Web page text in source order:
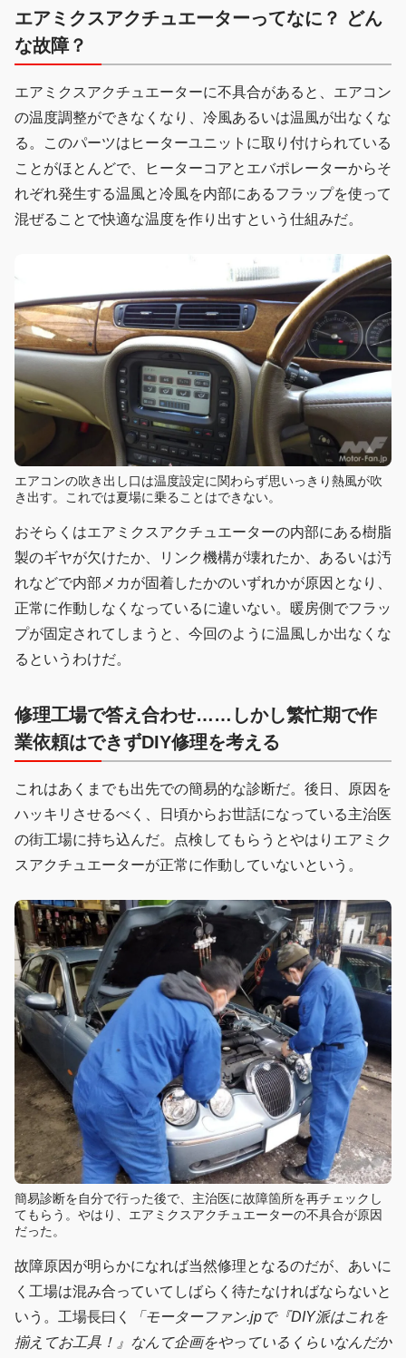
エアミクスアクチュエーターってなに？ どん
な故障？
エアミクスアクチュエーターに不具合があると、エアコン
の温度調整ができなくなり、冷風あるいは温風が出なくな
る。このパーツはヒーターユニットに取り付けられている
ことがほとんどで、ヒーターコアとエバポレーターからそ
れぞれ発生する温風と冷風を内部にあるフラップを使って
混ぜることで快適な温度を作り出すという仕組みだ。
エアコンの吹き出し口は温度設定に関わらず思いっきり熱風が吹
き出す。これでは夏場に乗ることはできない。
おそらくはエアミクスアクチュエーターの内部にある樹脂
製のギヤが欠けたか、リンク機構が壊れたか、あるいは汚
れなどで内部メカが固着したかのいずれかが原因となり、
正常に作動しなくなっているに違いない。暖房側でフラッ
プが固定されてしまうと、今回のように温風しか出なくな
るというわけだ。
修理工場で答え合わせ……しかし繁忙期で作
業依頼はできずDIY修理を考える
これはあくまでも出先での簡易的な診断だ。後日、原因を
ハッキリさせるべく、日頃からお世話になっている主治医
の街工場に持ち込んだ。点検してもらうとやはりエアミク
スアクチュエーターが正常に作動していないという。
簡易診断を自分で行った後で、主治医に故障箇所を再チェックし
てもらう。やはり、エアミクスアクチュエーターの不具合が原因
だった。
故障原因が明らかになれば当然修理となるのだが、あいに
く工場は混み合っていてしばらく待たなければならないと
いう。工場長曰く
「モーターファン.jpで『DIY派はこれを
揃えてお工具！』なんて企画をやっているくらいなんだか